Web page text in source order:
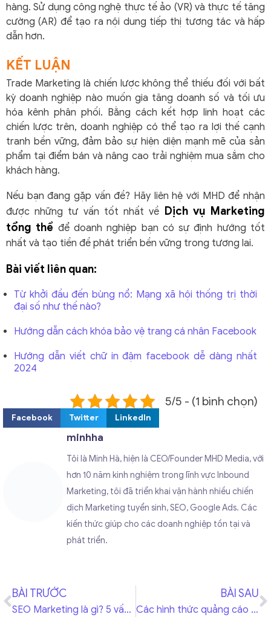
hàng. Sử dụng công nghệ thực tế ảo (VR) và thực tế tăng
cường (AR) để tạo ra nội dung tiếp thị tương tác và hấp
dẫn hơn.
KẾT LUẬN
Trade Marketing là chiến lược không thể thiếu đối với bất
kỳ doanh nghiệp nào muốn gia tăng doanh số và tối ưu
hóa kênh phân phối. Bằng cách kết hợp linh hoạt các
chiến lược trên, doanh nghiệp có thể tạo ra lợi thế cạnh
tranh bền vững, đảm bảo sự hiện diện mạnh mẽ của sản
phẩm tại điểm bán và nâng cao trải nghiệm mua sắm cho
khách hàng.
Nếu bạn đang gặp vấn đề? Hãy liên hệ với MHD để nhận
được những tư vấn tốt nhất về Dịch vụ Marketing
tổng thể để doanh nghiệp bạn có sự định hướng tốt
nhất và tạo tiền đề phát triển bền vững trong tương lai.
Bài viết liên quan:
Từ khởi đầu đến bùng nổ: Mạng xã hội thống trị thời
đại số như thế nào?
Hướng dẫn cách khóa bảo vệ trang cá nhân Facebook
Hướng dẫn viết chữ in đậm facebook dễ dàng nhất
2024
5/5 - (1 bình chọn)
Facebook Twitter LinkedIn
minhha
Tôi là Minh Hà, hiện là CEO/Founder MHD Media, với
hơn 10 năm kinh nghiệm trong lĩnh vực Inbound
Marketing, tôi đã triển khai vận hành nhiều chiến
dịch Marketing tuyển sinh, SEO, Google Ads. Các
kiến thức giúp cho các doanh nghiệp tồn tại và
phát triển.
BÀI TRƯỚC
SEO Marketing là gì? 5 vấn đề phải biết nếu muốn SEO website lên TOP
BÀI SAU
Các hình thức quảng cáo facebook marketing hiệu quả tối ưu nhất